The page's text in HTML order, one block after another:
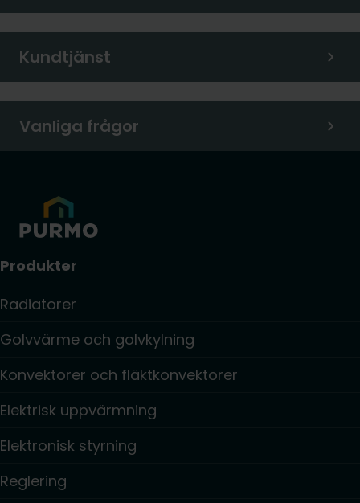
Kundtjänst
Vanliga frågor
Produkter
Radiatorer
Golvvärme och golvkylning
Konvektorer och fläktkonvektorer
Elektrisk uppvärmning
Elektronisk styrning
Reglering